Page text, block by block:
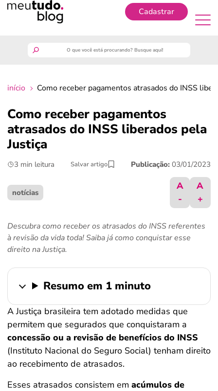
Cadastrar
finanças
benefícios
últimas notícias
ferramentas
início Como receber pagamentos atrasados do INSS
Como receber pagamentos
atrasados do INSS liberados pela
Justiça
3 min leitura Salvar artigo Publicação: 03/01/2023
notícias
A
-
A
+
Descubra como receber os atrasados do INSS referentes
à revisão da vida toda! Saiba já como conquistar esse
direito na Justiça.
Resumo em 1 minuto
A Justiça brasileira tem adotado medidas que
permitem que segurados que conquistaram a
concessão ou a revisão de benefícios do INSS
(Instituto Nacional do Seguro Social) tenham direito
ao recebimento de atrasados.
Esses atrasados consistem em acúmulos de